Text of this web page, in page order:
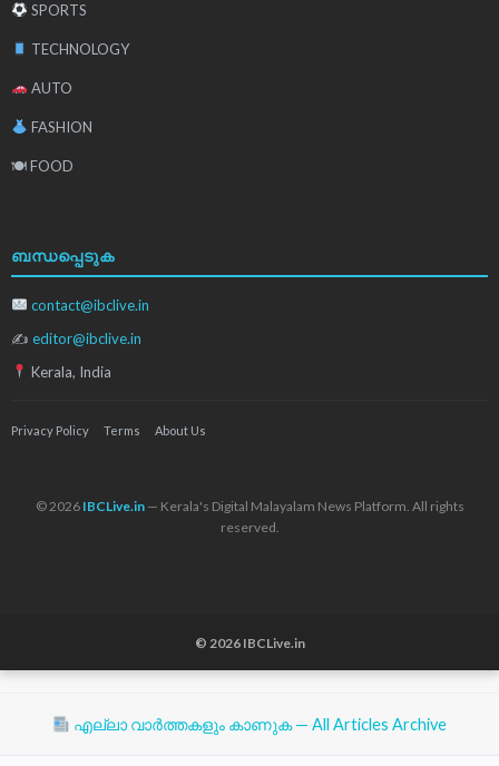
SPORTS
TECHNOLOGY
AUTO
FASHION
🍽 FOOD
ബന്ധപ്പെടുക
contact@ibclive.in
✍ editor@ibclive.in
Kerala, India
Privacy Policy Terms About Us
© 2026 IBCLive.in— Kerala's Digital Malayalam News Platform. All rights
reserved.
© 2026 IBCLive.in
എല്ലാ വാർത്തകളും കാണുക — All Articles Archive